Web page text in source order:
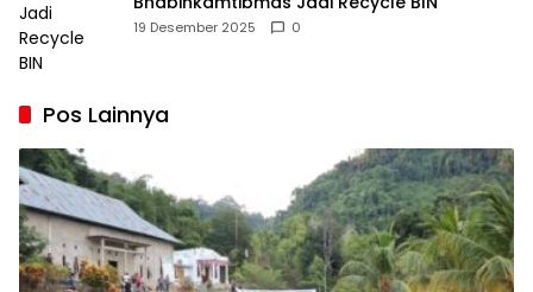
19 Desember 2025 0
Pos Lainnya